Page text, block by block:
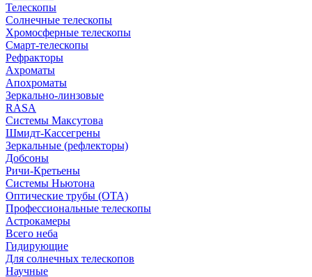
Телескопы
Солнечные телескопы
Хромосферные телескопы
Смарт-телескопы
Рефракторы
Ахроматы
Апохроматы
Зеркально-линзовые
RASA
Системы Максутова
Шмидт-Кассегрены
Зеркальные (рефлекторы)
Добсоны
Ричи-Кретьены
Системы Ньютона
Оптические трубы (OTA)
Профессиональные телескопы
Астрокамеры
Всего неба
Гидирующие
Для солнечных телескопов
Научные